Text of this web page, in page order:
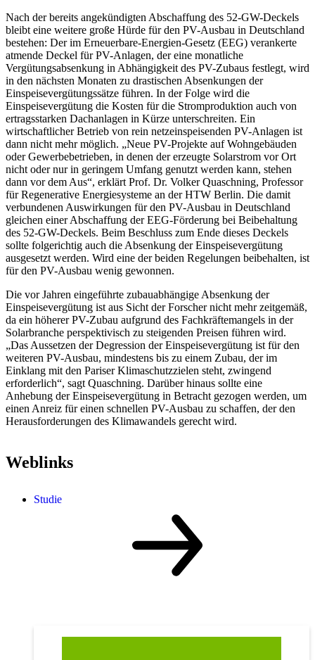
Nach der bereits angekündigten Abschaffung des 52-GW-Deckels
bleibt eine weitere große Hürde für den PV-Ausbau in Deutschland
bestehen: Der im Erneuerbare-Energien-Gesetz (EEG) verankerte
atmende Deckel für PV-Anlagen, der eine monatliche
Vergütungsabsenkung in Abhängigkeit des PV-Zubaus festlegt, wird
in den nächsten Monaten zu drastischen Absenkungen der
Einspeisevergütungssätze führen. In der Folge wird die
Einspeisevergütung die Kosten für die Stromproduktion auch von
ertragsstarken Dachanlagen in Kürze unterschreiten. Ein
wirtschaftlicher Betrieb von rein netzeinspeisenden PV-Anlagen ist
dann nicht mehr möglich. „Neue PV-Projekte auf Wohngebäuden
oder Gewerbebetrieben, in denen der erzeugte Solarstrom vor Ort
nicht oder nur in geringem Umfang genutzt werden kann, stehen
dann vor dem Aus“, erklärt Prof. Dr. Volker Quaschning, Professor
für Regenerative Energiesysteme an der HTW Berlin. Die damit
verbundenen Auswirkungen für den PV-Ausbau in Deutschland
gleichen einer Abschaffung der EEG-Förderung bei Beibehaltung
des 52-GW-Deckels. Beim Beschluss zum Ende dieses Deckels
sollte folgerichtig auch die Absenkung der Einspeisevergütung
ausgesetzt werden. Wird eine der beiden Regelungen beibehalten, ist
für den PV-Ausbau wenig gewonnen.
Die vor Jahren eingeführte zubauabhängige Absenkung der
Einspeisevergütung ist aus Sicht der Forscher nicht mehr zeitgemäß,
da ein höherer PV-Zubau aufgrund des Fachkräftemangels in der
Solarbranche perspektivisch zu steigenden Preisen führen wird.
„Das Aussetzen der Degression der Einspeisevergütung ist für den
weiteren PV-Ausbau, mindestens bis zu einem Zubau, der im
Einklang mit den Pariser Klimaschutzzielen steht, zwingend
erforderlich“, sagt Quaschning. Darüber hinaus sollte eine
Anhebung der Einspeisevergütung in Betracht gezogen werden, um
einen Anreiz für einen schnellen PV-Ausbau zu schaffen, der den
Herausforderungen des Klimawandels gerecht wird.
Weblinks
Studie